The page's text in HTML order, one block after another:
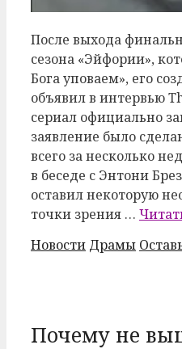
После выхода
сезона «Эйфории»,
Бога уповаем», его
объявил в интервью
сериал официально
заявление было
всего за несколько
в беседе с Энтони
оставил некоторую
точки зрения …
Рубрики
Новости Метки
Драмы
Почему не